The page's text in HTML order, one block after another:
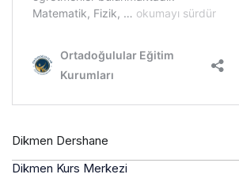
Dikmen Dershane
Dikmen Kurs Merkezi